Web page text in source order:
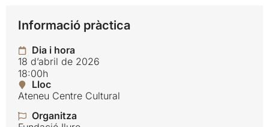
Informació pràctica
Dia i hora
18 d’abril de 2026
18:00h
Lloc
Ateneu Centre Cultural
Organitza